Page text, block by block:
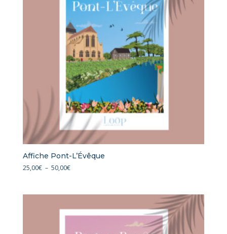
Affiche Pont-L’Évêque
25,00€ – 50,00€Plage
à
50,00€